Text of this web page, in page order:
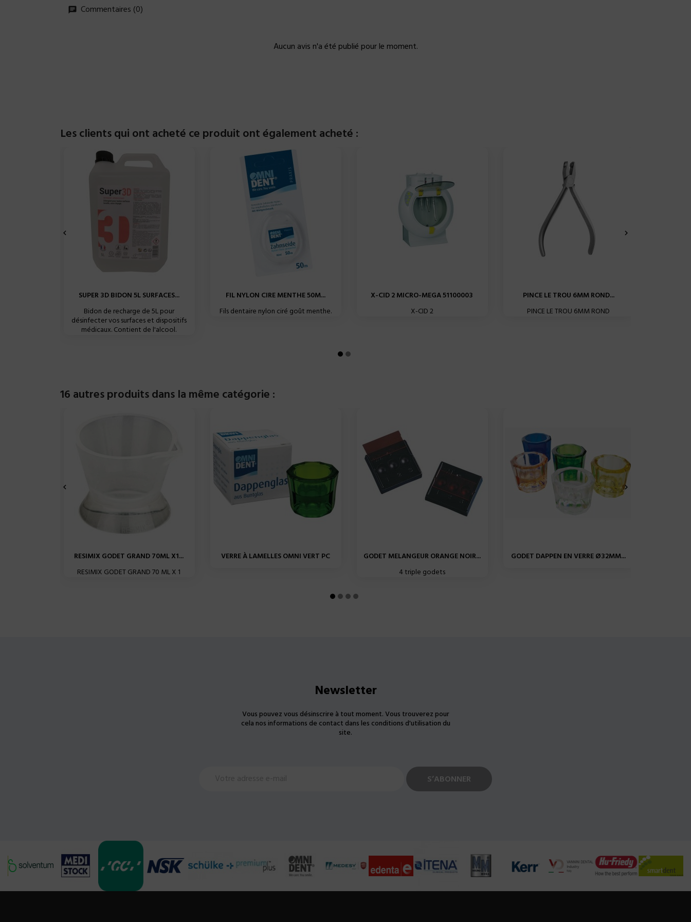
Commentaires (0)
Aucun avis n'a été publié pour le moment.
Les clients qui ont acheté ce produit ont également acheté :
SUPER 3D BIDON 5L SURFACES...
Bidon de recharge de 5L pour
désinfecter vos surfaces et dispositifs
médicaux. Contient de l'alcool.
FIL NYLON CIRE MENTHE 50M...
Fils dentaire nylon ciré goût menthe.
X-CID 2 MICRO-MEGA 51100003
X-CID 2
PINCE LE TROU 6MM ROND...
PINCE LE TROU 6MM ROND
 
16 autres produits dans la même catégorie :
RESIMIX GODET GRAND 70ML X1...
RESIMIX GODET GRAND 70 ML X 1
VERRE À LAMELLES OMNI VERT PC
GODET MELANGEUR ORANGE NOIR...
4 triple godets
GODET DAPPEN EN VERRE Ø32MM...
 
Newsletter
Vous pouvez vous désinscrire à tout moment. Vous trouverez pour
cela nos informations de contact dans les conditions d'utilisation du
site.